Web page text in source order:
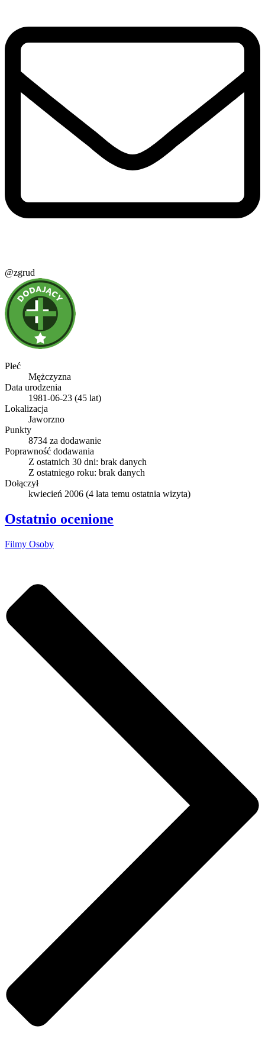
@zgrud
Płeć
Mężczyzna
Data urodzenia
1981-06-23 (45 lat)
Lokalizacja
Jaworzno
Punkty
8734 za dodawanie
Poprawność dodawania
Z ostatnich 30 dni: brak danych
Z ostatniego roku: brak danych
Dołączył
kwiecień 2006 (4 lata temu ostatnia wizyta)
Ostatnio ocenione
Filmy Osoby